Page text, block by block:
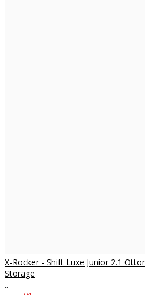
X-Rocker - Shift Luxe Junior 2.1
Storage
..